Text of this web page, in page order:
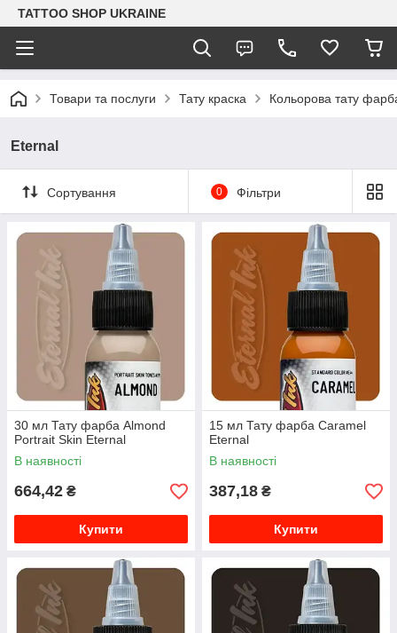
TATTOO SHOP UKRAINE
Товари та послуги Тату краска Кольорова тату
Eternal
Сортування 0 Фільтри
30 мл Тату фарба Almond
Portrait Skin Eternal
В наявності
664,42 ₴
Купити
15 мл Тату фарба Caramel
Eternal
В наявності
387,18 ₴
Купити